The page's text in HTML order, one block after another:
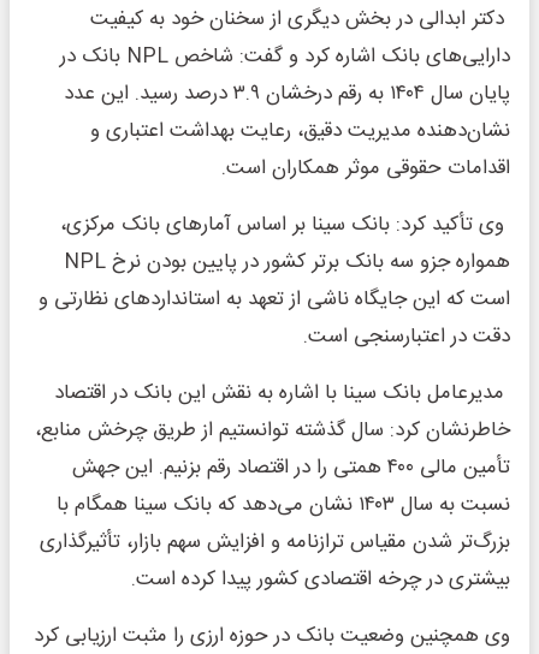
‌‌دکتر ابدالی در بخش دیگری از سخنان خود به کیفیت
دارایی‌های بانک اشاره کرد و گفت: شاخص NPL بانک در
پایان سال ۱۴۰۴ به رقم درخشان ۳.۹ درصد رسید. این عدد
نشان‌دهنده مدیریت دقیق، رعایت بهداشت اعتباری و
اقدامات حقوقی موثر همکاران است.
وی تأکید کرد: بانک سینا بر اساس آمارهای بانک مرکزی،
همواره جزو سه بانک برتر کشور در پایین بودن نرخ NPL
است که این جایگاه ناشی از تعهد به استانداردهای نظارتی و
دقت در اعتبارسنجی است.
مدیرعامل بانک سینا با اشاره به نقش این بانک در اقتصاد
خاطرنشان کرد: سال گذشته توانستیم از طریق چرخش منابع،
تأمین مالی ۴۰۰ همتی را در اقتصاد رقم بزنیم. این جهش
نسبت به سال ۱۴۰۳ نشان می‌دهد که بانک سینا همگام با
بزرگ‌تر شدن مقیاس ترازنامه و افزایش سهم بازار، تأثیرگذاری
بیشتری در چرخه‌ اقتصادی کشور پیدا کرده است.
وی همچنین وضعیت بانک در حوزه ارزی را مثبت ارزیابی کرد